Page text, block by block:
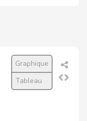
Graphique
Tableau